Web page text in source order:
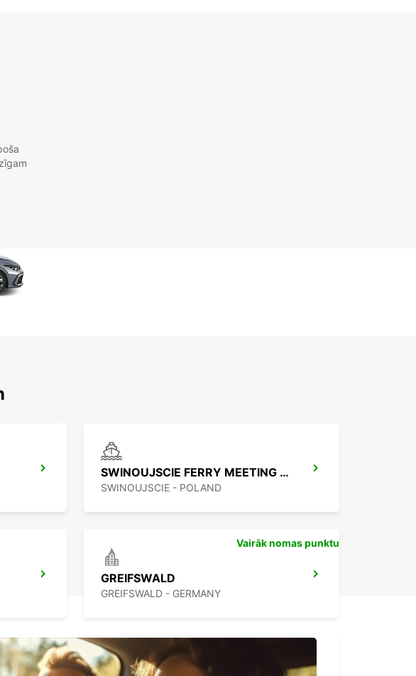
SWINOUJSCIE FERRY MEETING POINT
SWINOUJSCIE - POLAND
GREIFSWALD
GREIFSWALD - GERMANY
Vairāk nomas punktu